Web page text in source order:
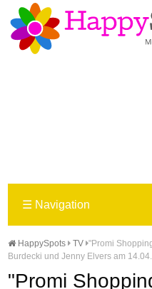
☰ Navigation
HappySpots TV "Promi
Burdecki und Jenny Elvers am
"Promi